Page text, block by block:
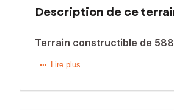
Description de ce
Terrain constructible de 588
À vendre beau terrain à bâtir de
Très bien exposé, ce terrain
Lire plus